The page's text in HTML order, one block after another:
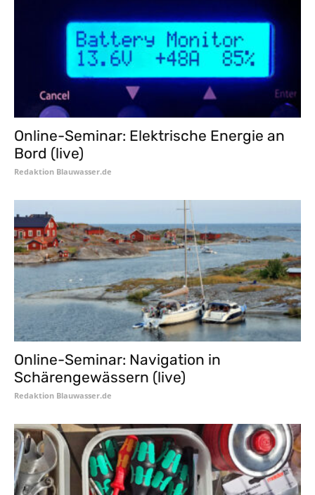
Online-Seminar: Elektrische Energie an
Bord (live)
Redaktion Blauwasser.de
Online-Seminar: Navigation in
Schärengewässern (live)
Redaktion Blauwasser.de